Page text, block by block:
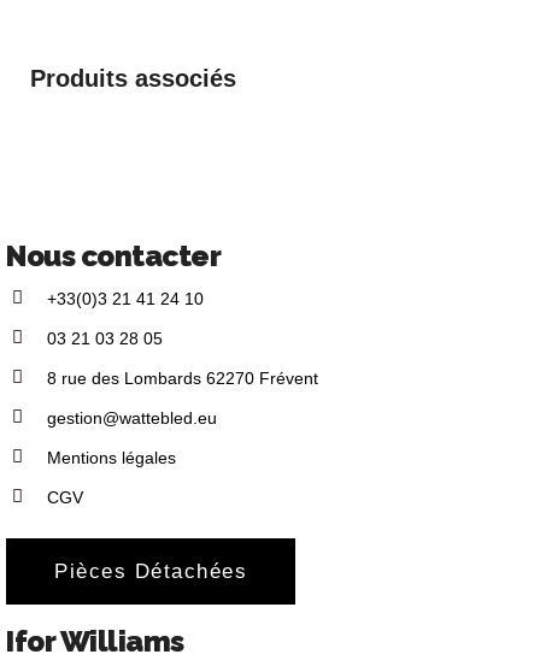
Produits associés
Nous contacter
+33(0)3 21 41 24 10
03 21 03 28 05
8 rue des Lombards 62270 Frévent
gestion@wattebled.eu
Mentions légales
CGV
Pièces Détachées
Ifor Williams